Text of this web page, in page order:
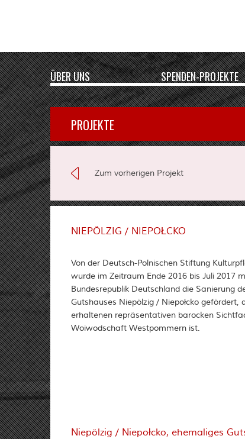
ÜBER UNS SPENDEN-PROJEKTE
PROJEKTE
Zum vorherigen Projekt
NIEPÖLZIG / NIEPOŁCKO
Von der Deutsch-Polnischen Stiftung
wurde im Zeitraum Ende 2016 bis Juli 2017
Bundesrepublik Deutschland die Sanierung
Gutshauses Niepölzig / Niepołcko gefördert,
erhaltenen repräsentativen barocken
Woiwodschaft Westpommern ist.
Niepölzig / Niepołcko, ehemaliges